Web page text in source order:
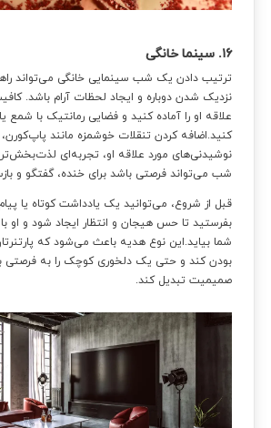
۱۶. سینما خانگی
ترتیب دادن یک شب سینمایی خانگی می‌تواند
نزدیک شدن دوباره و ایجاد لحظات آرام باشد.
علاقه او را آماده کنید و فضایی رمانتیک با شمع
کنید.اضافه کردن تنقلات خوشمزه مانند
نوشیدنی‌های مورد علاقه او، تجربه‌ای
شب می‌تواند فرصتی باشد برای خنده، گفتگو و
قبل از شروع، می‌توانید یک یادداشت کوتاه یا
بفرستید تا حس هیجان و انتظار ایجاد شود و
شما بیاید.این نوع هدیه باعث می‌شود که
بودن کند و حتی یک دلخوری کوچک را به فرصتی
صمیمیت تبدیل کند.